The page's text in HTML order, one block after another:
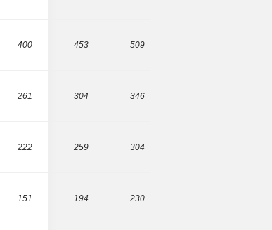
400 453 509
261 304 346
222 259 304
151 194 230